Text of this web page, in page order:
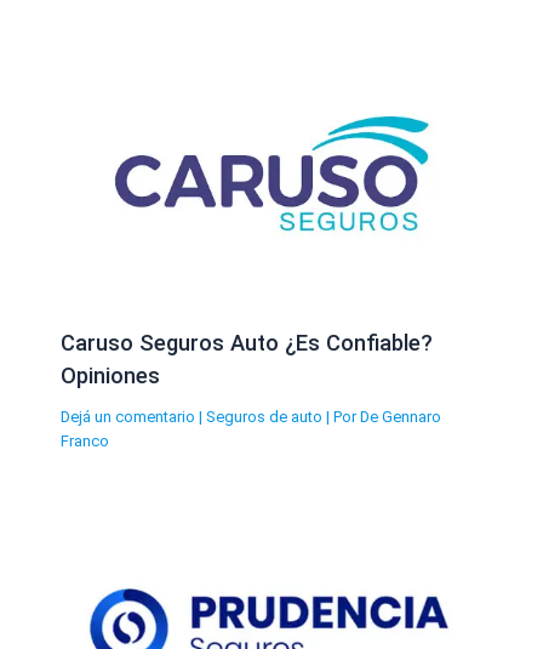
Caruso Seguros Auto ¿Es Confiable?
Opiniones
Dejá un comentario | Seguros de auto | Por De Gennaro
Franco